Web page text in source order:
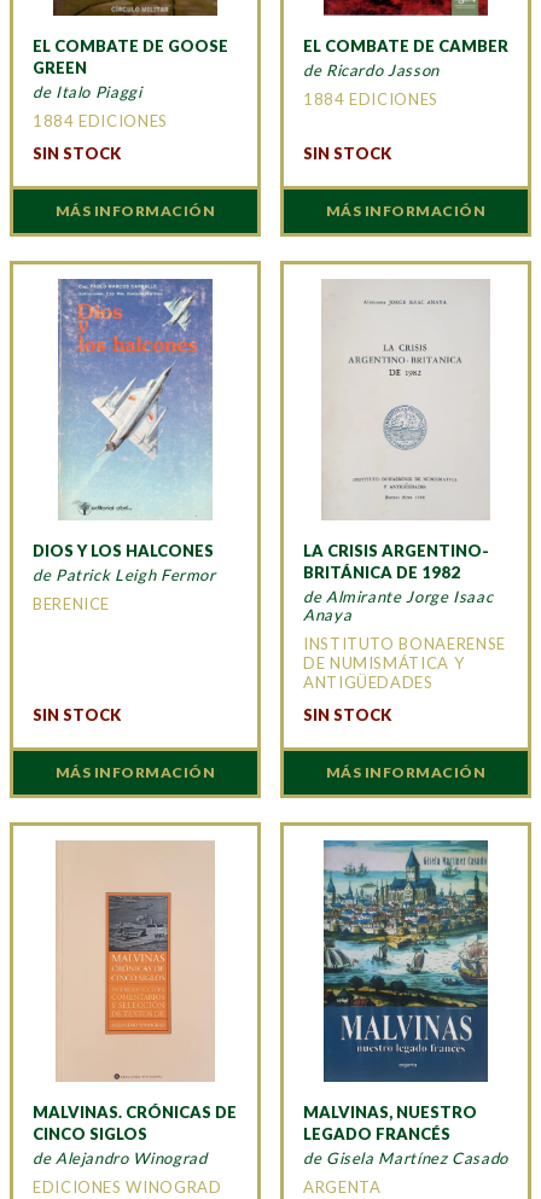
EL COMBATE DE GOOSE
GREEN
de Italo Piaggi
1884 EDICIONES
SIN STOCK
MÁS INFORMACIÓN
EL COMBATE DE CAMBER
de Ricardo Jasson
1884 EDICIONES
SIN STOCK
MÁS INFORMACIÓN
DIOS Y LOS HALCONES
de Patrick Leigh Fermor
BERENICE
SIN STOCK
MÁS INFORMACIÓN
LA CRISIS ARGENTINO-
BRITÁNICA DE 1982
de Almirante Jorge Isaac
Anaya
INSTITUTO BONAERENSE
DE NUMISMÁTICA Y
ANTIGÜEDADES
SIN STOCK
MÁS INFORMACIÓN
MALVINAS. CRÓNICAS DE
CINCO SIGLOS
de Alejandro Winograd
EDICIONES WINOGRAD
MALVINAS, NUESTRO
LEGADO FRANCÉS
de Gisela Martínez Casado
ARGENTA